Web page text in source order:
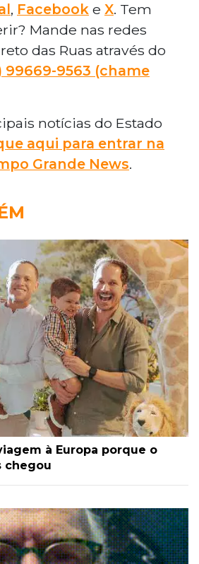
, Facebook e X. Tem
Mande nas redes
das Ruas através do
9563 (chame
notícias do Estado
aqui para entrar na
Grande News.
à Europa porque o
chegou